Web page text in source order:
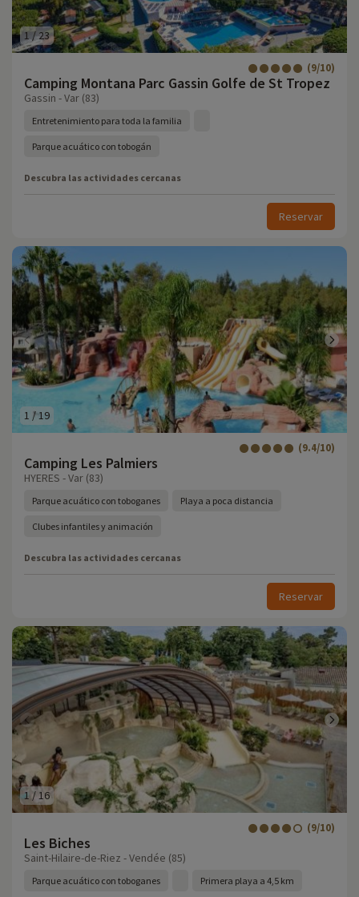
1 /23
Camping Montana Parc Gassin Golfe de St Tropez
(9/10)
Gassin - Var (83)
Entretenimiento para toda la familia
Parque acuático con tobogán
Descubra las actividades cercanas
Reservar
1 /19
Camping Les Palmiers
(9.4/10)
HYERES - Var (83)
Parque acuático con toboganes Playa a poca distancia
Clubes infantiles y animación
Descubra las actividades cercanas
Reservar
1 /16
Les Biches
(9/10)
Saint-Hilaire-de-Riez - Vendée (85)
Parque acuático con toboganes Primera playa a 4,5 km